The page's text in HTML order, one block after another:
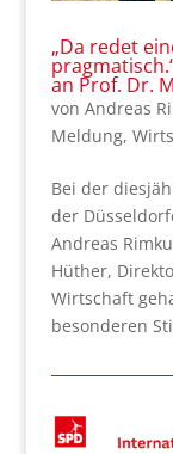
„Da redet
an Prof. Dr.
von Andreas
Meldung,
Bei der
der
Andreas
Hüther,
Wirtschaft
besonderen